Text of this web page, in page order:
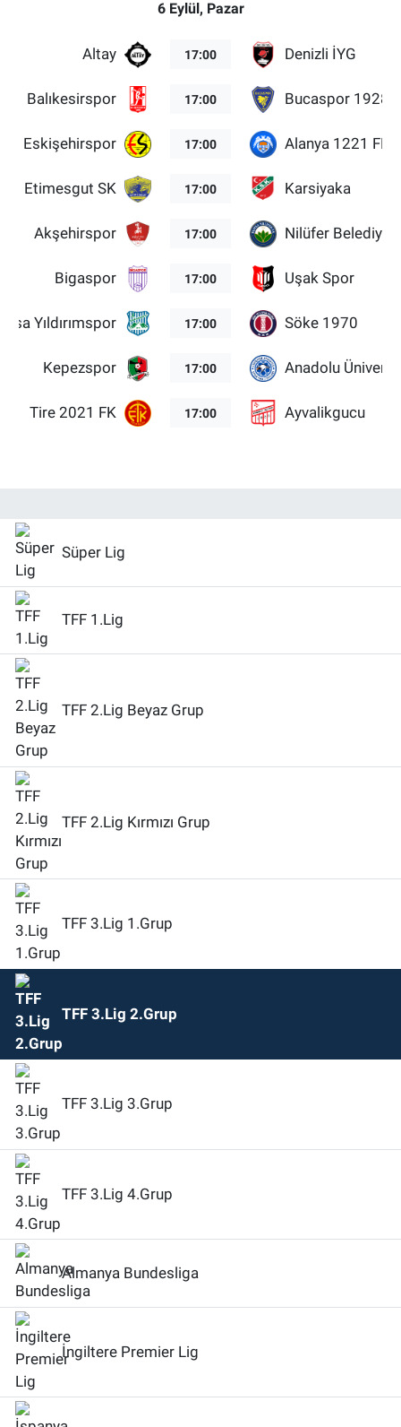
6 Eylül, Pazar
Altay 17:00 Denizli İYG
Balıkesirspor 17:00 Bucaspor 1928
Eskişehirspor 17:00 Alanya 1221 FK
Etimesgut SK 17:00 Karsiyaka
Akşehirspor 17:00 Nilüfer Belediye
Bigaspor 17:00 Uşak Spor
Yıldırımspor 17:00 Söke 1970
Kepezspor 17:00 Anadolu
Tire 2021 FK 17:00 Ayvalikgucu
Süper Lig
TFF 1.Lig
TFF 2.Lig Beyaz Grup
TFF 2.Lig Kırmızı Grup
TFF 3.Lig 1.Grup
TFF 3.Lig 2.Grup
TFF 3.Lig 3.Grup
TFF 3.Lig 4.Grup
Almanya Bundesliga
İngiltere Premier Lig